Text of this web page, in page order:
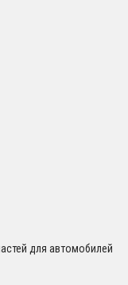
для автомобилей